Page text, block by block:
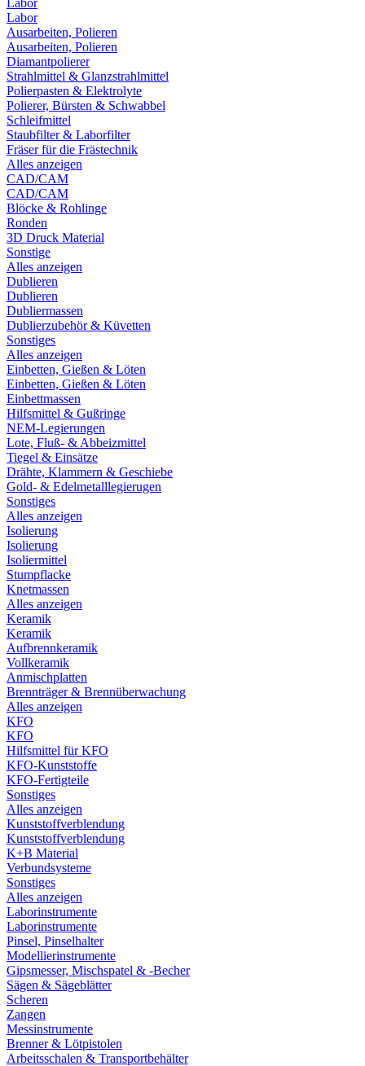
Labor
Labor
Ausarbeiten, Polieren
Ausarbeiten, Polieren
Diamantpolierer
Strahlmittel & Glanzstrahlmittel
Polierpasten & Elektrolyte
Polierer, Bürsten & Schwabbel
Schleifmittel
Staubfilter & Laborfilter
Fräser für die Frästechnik
Alles anzeigen
CAD/CAM
CAD/CAM
Blöcke & Rohlinge
Ronden
3D Druck Material
Sonstige
Alles anzeigen
Dublieren
Dublieren
Dubliermassen
Dublierzubehör & Küvetten
Sonstiges
Alles anzeigen
Einbetten, Gießen & Löten
Einbetten, Gießen & Löten
Einbettmassen
Hilfsmittel & Gußringe
NEM-Legierungen
Lote, Fluß- & Abbeizmittel
Tiegel & Einsätze
Drähte, Klammern & Geschiebe
Gold- & Edelmetalllegierugen
Sonstiges
Alles anzeigen
Isolierung
Isolierung
Isoliermittel
Stumpflacke
Knetmassen
Alles anzeigen
Keramik
Keramik
Aufbrennkeramik
Vollkeramik
Anmischplatten
Brennträger & Brennüberwachung
Alles anzeigen
KFO
KFO
Hilfsmittel für KFO
KFO-Kunststoffe
KFO-Fertigteile
Sonstiges
Alles anzeigen
Kunststoffverblendung
Kunststoffverblendung
K+B Material
Verbundsysteme
Sonstiges
Alles anzeigen
Laborinstrumente
Laborinstrumente
Pinsel, Pinselhalter
Modellierinstrumente
Gipsmesser, Mischspatel & -Becher
Sägen & Sägeblätter
Scheren
Zangen
Messinstrumente
Brenner & Lötpistolen
Arbeitsschalen & Transportbehälter